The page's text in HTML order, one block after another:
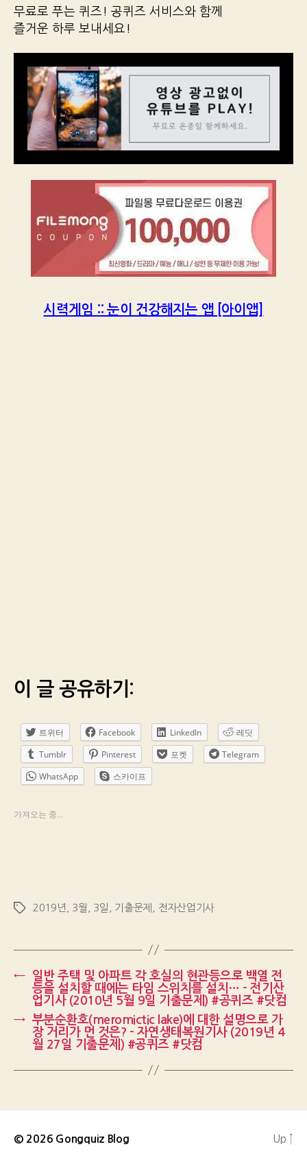
무료로 푸는 퀴즈! 공퀴즈 서비스와 함께
즐거운 하루 보내세요!
시력게임 :: 눈이 건강해지는 앱 [아이앱]
이 글 공유하기:
트위터 Facebook LinkedIn
레딧
Tumblr
Pinterest 포켓
Telegram
WhatsApp
스카이프
가져오는 중...
Tags 2019년 3월 3일 기출문제 전자산업기사
←
일반 주택 및 아파트 각 호실의 현관등으로 백열 전
등을 설치할 때에는 타임 스위치를 설치… – 전기산
업기사 (2010년 5월 9일 기출문제) #공퀴즈 #닷컴
→ 부분순환호(meromictic lake)에 대한 설명으로 가
장 거리가 먼 것은? – 자연생태복원기사 (2019년 4
월 27일 기출문제) #공퀴즈 #닷컴
© 2026 Gongquiz Blog Up ↑